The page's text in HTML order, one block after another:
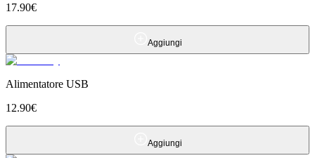
17.90€
Aggiungi
Alimentatore USB
12.90€
Aggiungi